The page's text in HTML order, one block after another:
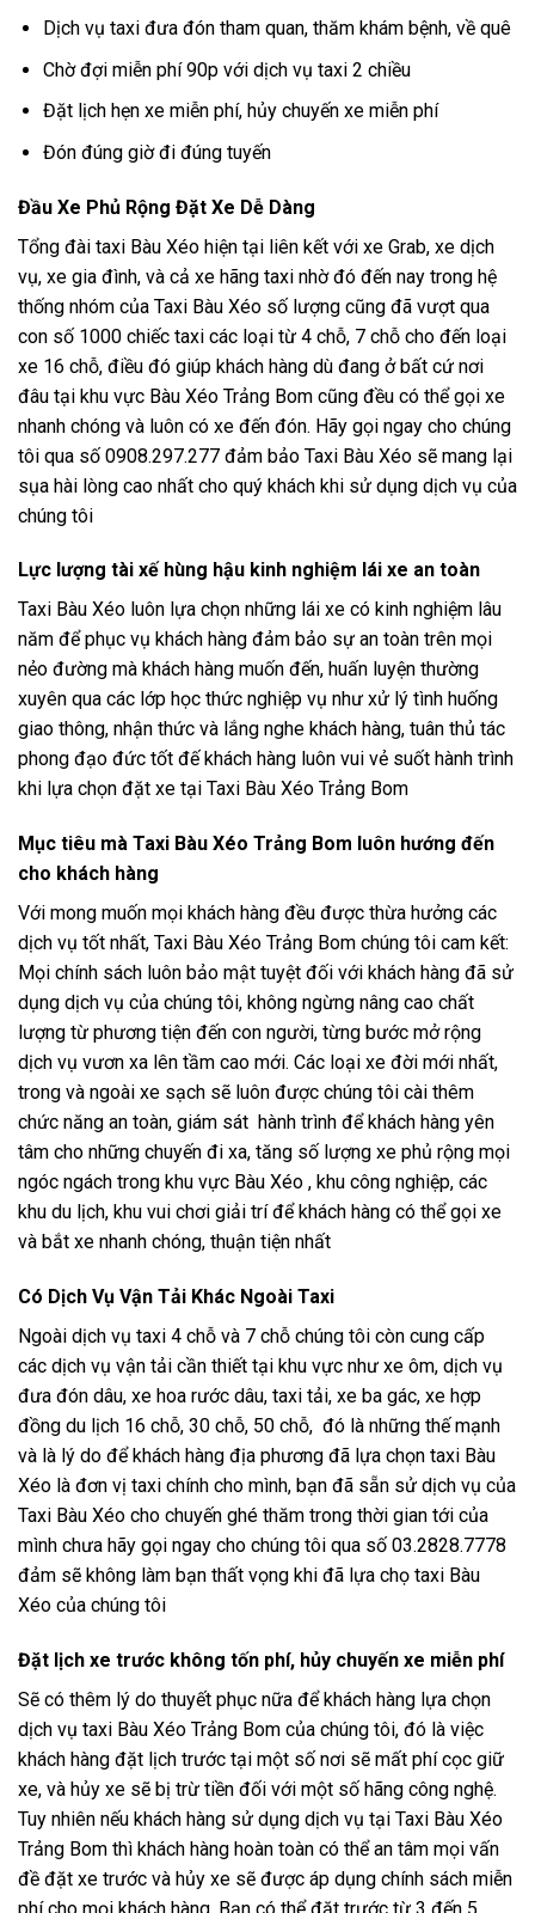
Dịch vụ taxi đưa đón tham quan, thăm khám bệnh, về quê
Chờ đợi miễn phí 90p với dịch vụ taxi 2 chiều
Đặt lịch hẹn xe miễn phí, hủy chuyến xe miễn phí
Đón đúng giờ đi đúng tuyến
Đầu Xe Phủ Rộng Đặt Xe Dễ Dàng
Tổng đài taxi Bàu Xéo hiện tại liên kết với xe Grab, xe dịch
vụ, xe gia đình, và cả xe hãng taxi nhờ đó đến nay trong hệ
thống nhóm của Taxi Bàu Xéo số lượng cũng đã vượt qua
con số 1000 chiếc taxi các loại từ 4 chỗ, 7 chỗ cho đến loại
xe 16 chỗ, điều đó giúp khách hàng dù đang ở bất cứ nơi
đâu tại khu vực Bàu Xéo Trảng Bom cũng đều có thể gọi xe
nhanh chóng và luôn có xe đến đón. Hãy gọi ngay cho chúng
tôi qua số 0908.297.277 đảm bảo Taxi Bàu Xéo sẽ mang lại
sụa hài lòng cao nhất cho quý khách khi sử dụng dịch vụ của
chúng tôi
Lực lượng tài xế hùng hậu kinh nghiệm lái xe an toàn
Taxi Bàu Xéo luôn lựa chọn những lái xe có kinh nghiệm lâu
năm để phục vụ khách hàng đảm bảo sự an toàn trên mọi
nẻo đường mà khách hàng muốn đến, huấn luyện thường
xuyên qua các lớp học thức nghiệp vụ như xử lý tình huống
giao thông, nhận thức và lắng nghe khách hàng, tuân thủ tác
phong đạo đức tốt đế khách hàng luôn vui vẻ suốt hành trình
khi lựa chọn đặt xe tại Taxi Bàu Xéo Trảng Bom
Mục tiêu mà Taxi Bàu Xéo Trảng Bom luôn hướng đến
cho khách hàng
Với mong muốn mọi khách hàng đều được thừa hưởng các
dịch vụ tốt nhất, Taxi Bàu Xéo Trảng Bom chúng tôi cam kết:
Mọi chính sách luôn bảo mật tuyệt đối với khách hàng đã sử
dụng dịch vụ của chúng tôi, không ngừng nâng cao chất
lượng từ phương tiện đến con người, từng bước mở rộng
dịch vụ vươn xa lên tầm cao mới. Các loại xe đời mới nhất,
trong và ngoài xe sạch sẽ luôn được chúng tôi cài thêm
chức năng an toàn, giám sát hành trình để khách hàng yên
tâm cho những chuyến đi xa, tăng số lượng xe phủ rộng mọi
ngóc ngách trong khu vực Bàu Xéo , khu công nghiệp, các
khu du lịch, khu vui chơi giải trí để khách hàng có thể gọi xe
và bắt xe nhanh chóng, thuận tiện nhất
Có Dịch Vụ Vận Tải Khác Ngoài Taxi
Ngoài dịch vụ taxi 4 chỗ và 7 chỗ chúng tôi còn cung cấp
các dịch vụ vận tải cần thiết tại khu vực như xe ôm, dịch vụ
đưa đón dâu, xe hoa rước dâu, taxi tải, xe ba gác, xe hợp
đồng du lịch 16 chỗ, 30 chỗ, 50 chỗ, đó là những thế mạnh
và là lý do để khách hàng địa phương đã lựa chọn taxi Bàu
Xéo là đơn vị taxi chính cho mình, bạn đã sẵn sử dịch vụ của
Taxi Bàu Xéo cho chuyến ghé thăm trong thời gian tới của
mình chưa hãy gọi ngay cho chúng tôi qua số 03.2828.7778
đảm sẽ không làm bạn thất vọng khi đã lựa chọ taxi Bàu
Xéo của chúng tôi
Đặt lịch xe trước không tốn phí, hủy chuyến xe miễn phí
Sẽ có thêm lý do thuyết phục nữa để khách hàng lựa chọn
dịch vụ taxi Bàu Xéo Trảng Bom của chúng tôi, đó là việc
khách hàng đặt lịch trước tại một số nơi sẽ mất phí cọc giữ
xe, và hủy xe sẽ bị trừ tiền đối với một số hãng công nghệ.
Tuy nhiên nếu khách hàng sử dụng dịch vụ tại Taxi Bàu Xéo
Trảng Bom thì khách hàng hoàn toàn có thể an tâm mọi vấn
đề đặt xe trước và hủy xe sẽ được áp dụng chính sách miễn